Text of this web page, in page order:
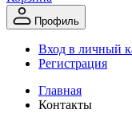
Профиль
Вход в личный
Регистрация
Главная
Контакты